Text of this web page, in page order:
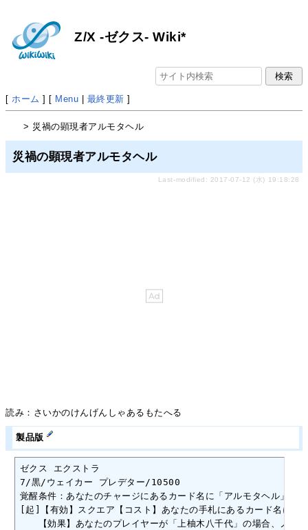
Z/X -ゼクス- Wiki*
[ ホーム ] [ Menu | 最終更新 ]
> 災禍の顕現者アルモタヘル
災禍の顕現者アルモタヘル
Last-modified: 2017-07-12 (水) 19:18:28
読み：さいかのけんげんしゃあるもたへる
製品版
ゼクス エクストラ
7/黒/ウェイカー プレデター/10500
覚醒条件：あなたのチャージにあるカード名に「アルモタヘル」を
[起]【有効】スクエア【コスト】あなたの手札にあるカード名に「
【効果】あなたのプレイヤーが「上柚木八千代」の場合、ノー